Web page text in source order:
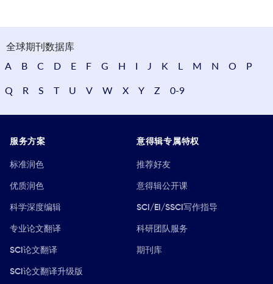
全球期刊数据库
A
B C D E F G H I J K L M N O P
Q R S T U V W X Y Z 0-9